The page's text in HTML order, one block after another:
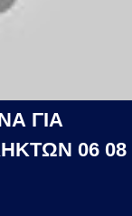
ΓΙΑ
06 08